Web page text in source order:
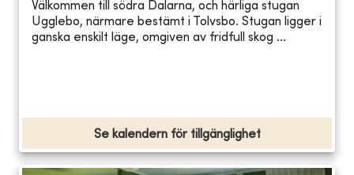
Välkommen till södra Dalarna, och härliga stugan
Ugglebo, närmare bestämt i Tolvsbo. Stugan ligger i
ganska enskilt läge, omgiven av fridfull skog ...
Se kalendern för tillgänglighet